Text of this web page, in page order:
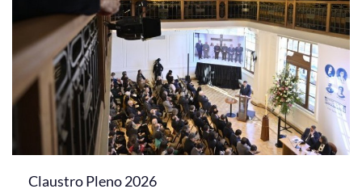
Claustro Pleno 2026